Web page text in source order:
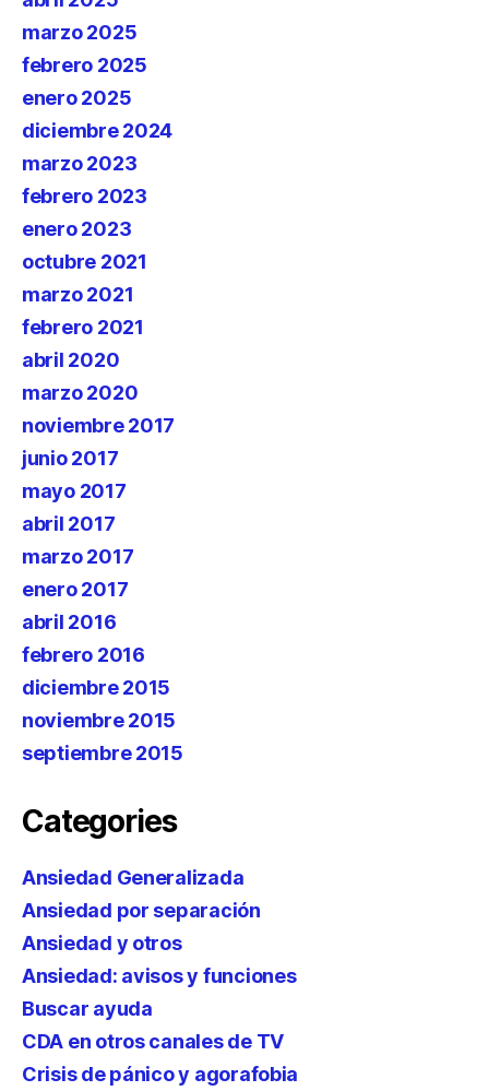
marzo 2025
febrero 2025
enero 2025
diciembre 2024
marzo 2023
febrero 2023
enero 2023
octubre 2021
marzo 2021
febrero 2021
abril 2020
marzo 2020
noviembre 2017
junio 2017
mayo 2017
abril 2017
marzo 2017
enero 2017
abril 2016
febrero 2016
diciembre 2015
noviembre 2015
septiembre 2015
Categories
Ansiedad Generalizada
Ansiedad por separación
Ansiedad y otros
Ansiedad: avisos y funciones
Buscar ayuda
CDA en otros canales de TV
Crisis de pánico y agorafobia